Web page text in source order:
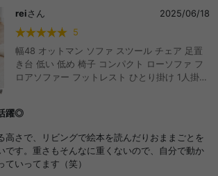
reiさん
2025/06/18
5
幅48 オットマン ソファ スツール チェア 足置
き台 低い 低め 椅子 コンパクト ローソファ フ
ロアソファー フットレスト ひとり掛け 1人掛け
ゃれ おすすめ 安い
躍◎
高さで、リビングで絵本を読んだりおままごとを
です。重さもそんなに重くないので、自分で動か
ていってます（笑）